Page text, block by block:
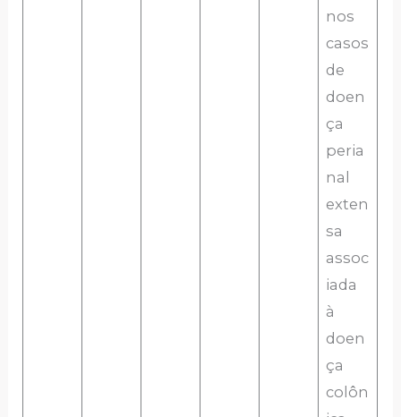
nos
casos
de
doen
ça
peria
nal
exten
sa
assoc
iada
à
doen
ça
colôn